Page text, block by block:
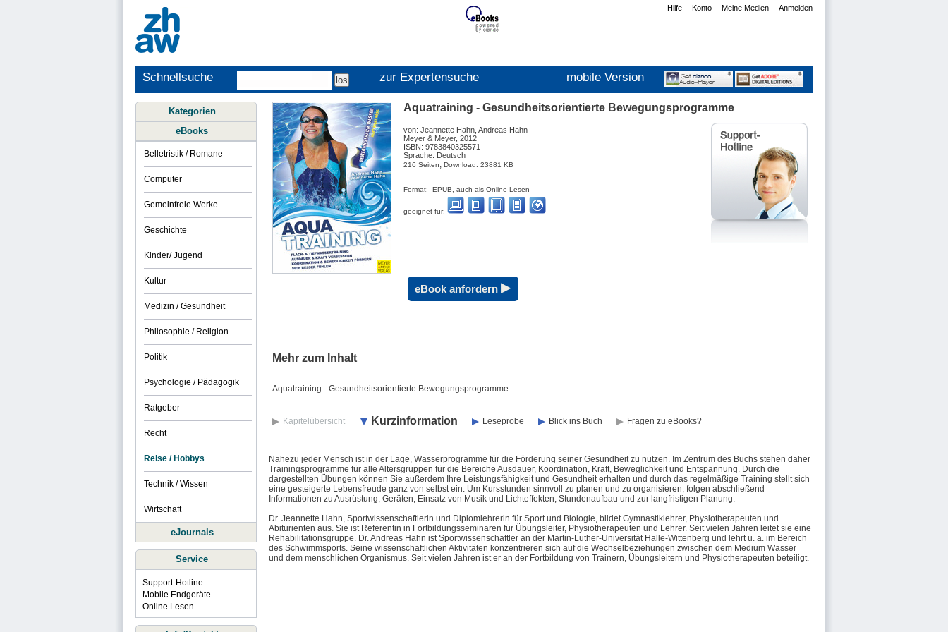
Anmelden
Meine Medien
Konto
Hilfe
Schnellsuche zur Expertensuche mobile Version
Aquatraining - Gesundheitsorientierte Bewegungsprogramme
von: Jeannette Hahn, Andreas Hahn
Meyer & Meyer, 2012
ISBN: 9783840325571
Sprache: Deutsch
216 Seiten, Download: 23881 KB
Format: EPUB, auch als Online-Lesen
geeignet für:
eBook anfordern ▸
Mehr zum Inhalt
Aquatraining - Gesundheitsorientierte Bewegungsprogramme
Kapitelübersicht Kurzinformation Leseprobe Blick ins Buch Fragen zu eBooks?
Nahezu jeder Mensch ist in der Lage, Wasserprogramme für die Förderung seiner Gesundheit zu nutzen. Im Zentrum des Buchs stehen daher
Trainingsprogramme für alle Altersgruppen für die Bereiche Ausdauer, Koordination, Kraft, Beweglichkeit und Entspannung. Durch die
dargestellten Übungen können Sie außerdem Ihre Leistungsfähigkeit und Gesundheit erhalten und durch das regelmäßige Training stellt sich
eine gesteigerte Lebensfreude ganz von selbst ein. Um Kursstunden sinnvoll zu planen und zu organisieren, folgen abschließend
Informationen zu Ausrüstung, Geräten, Einsatz von Musik und Lichteffekten, Stundenaufbau und zur langfristigen Planung.
Dr. Jeannette Hahn, Sportwissenschaftlerin und Diplomlehrerin für Sport und Biologie, bildet Gymnastiklehrer, Physiotherapeuten und
Abiturienten aus. Sie ist Referentin in Fortbildungsseminaren für Übungsleiter, Physiotherapeuten und Lehrer. Seit vielen Jahren leitet sie eine
Rehabilitationsgruppe. Dr. Andreas Hahn ist Sportwissenschaftler an der Martin-Luther-Universität Halle-Wittenberg und lehrt u. a. im Bereich
des Schwimmsports. Seine wissenschaftlichen Aktivitäten konzentrieren sich auf die Wechselbeziehungen zwischen dem Medium Wasser
und dem menschlichen Organismus. Seit vielen Jahren ist er an der Fortbildung von Trainern, Übungsleitern und Physiotherapeuten beteiligt.
Kategorien
eBooks
Belletristik / Romane
Computer
Gemeinfreie Werke
Geschichte
Kinder/ Jugend
Kultur
Medizin / Gesundheit
Philosophie / Religion
Politik
Psychologie / Pädagogik
Ratgeber
Recht
Reise / Hobbys
Technik / Wissen
Wirtschaft
eJournals
Service
Support-Hotline
Mobile Endgeräte
Online Lesen